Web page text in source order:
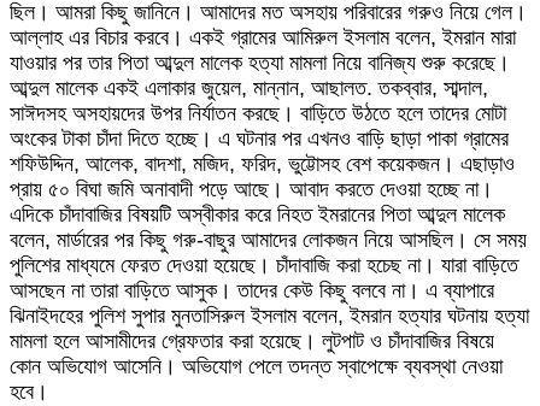
ছিল। আমরা কিছু জানিনে। আমাদের মত অসহায় পরিবারের গরুও নিয়ে গেল।
আল্লাহ এর বিচার করবে। একই গ্রামের আমিরুল ইসলাম বলেন, ইমরান মারা
যাওয়ার পর তার পিতা আব্দুল মালেক হত্যা মামলা নিয়ে বানিজ্য শুরু করেছে।
আব্দুল মালেক একই এলাকার জুয়েল, মান্নান, আছালত. তকব্বার, সাব্দাল,
সাঈদসহ অসহায়দের উপর নির্যাতন করছে। বাড়িতে উঠতে হলে তাদের মোটা
অংকের টাকা চাঁদা দিতে হচ্ছে। এ ঘটনার পর এখনও বাড়ি ছাড়া পাকা গ্রামের
শফিউদ্দিন, আলেক, বাদশা, মজিদ, ফরিদ, ভুট্টোসহ বেশ কয়েকজন। এছাড়াও
প্রায় ৫০ বিঘা জমি অনাবাদী পড়ে আছে। আবাদ করতে দেওয়া হচ্ছে না।
এদিকে চাঁদাবাজির বিষয়টি অস্বীকার করে নিহত ইমরানের পিতা আব্দুল মালেক
বলেন, মার্ডারের পর কিছু গরু-বাছুর আমাদের লোকজন নিয়ে আসছিল। সে সময়
পুলিশের মাধ্যমে ফেরত দেওয়া হয়েছে। চাঁদাবাজি করা হচেছ না। যারা বাড়িতে
আসছেন না তারা বাড়িতে আসুক। তাদের কেউ কিছু বলবে না। এ ব্যাপারে
ঝিনাইদহের পুলিশ সুপার মুনতাসিরুল ইসলাম বলেন, ইমরান হত্যার ঘটনায় হত্যা
মামলা হলে আসামীদের গ্রেফতার করা হয়েছে। লুটপাট ও চাঁদাবাজির বিষয়ে
কোন অভিযোগ আসেনি। অভিযোগ পেলে তদন্ত স্বাপেক্ষে ব্যবস্থা নেওয়া
হবে।